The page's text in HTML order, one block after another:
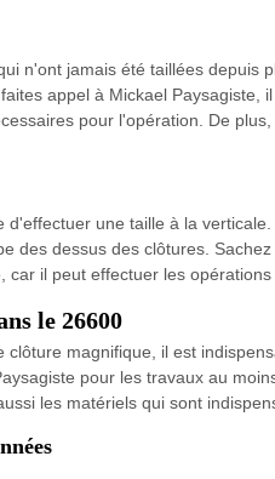
n'ont jamais été taillées depuis
appel à Mickael Paysagiste,
pour l'opération. De
une taille à la
des dessus des clôtures.
il peut effectuer les opérations
le 26600
magnifique, il est
pour les travaux au
les matériels qui sont